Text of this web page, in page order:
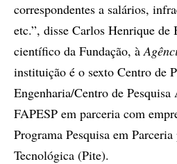
correspondentes a salários,
etc.”, disse Carlos Henrique
científico da Fundação, à
instituição é o sexto Centro de
Engenharia/Centro de
FAPESP em parceria com
Programa Pesquisa em
Tecnológica (Pite).